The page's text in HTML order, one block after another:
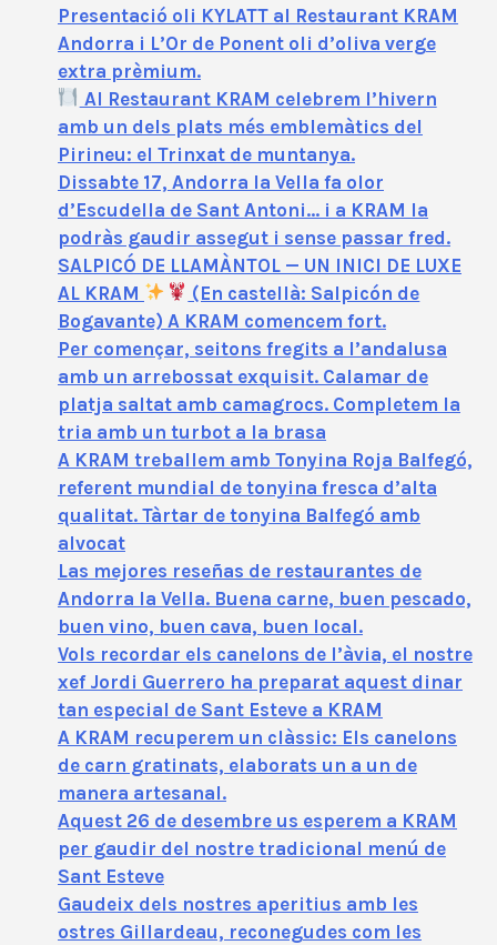
Presentació oli KYLATT al Restaurant KRAM
Andorra i L’Or de Ponent oli d’oliva verge
extra prèmium.
Al Restaurant KRAM celebrem l’hivern
amb un dels plats més emblemàtics del
Pirineu: el Trinxat de muntanya.
Dissabte 17, Andorra la Vella fa olor
d’Escudella de Sant Antoni… i a KRAM la
podràs gaudir assegut i sense passar fred.
SALPICÓ DE LLAMÀNTOL — UN INICI DE LUXE
AL KRAM
(En castellà: Salpicón de
Bogavante) A KRAM comencem fort.
Per començar, seitons fregits a l’andalusa
amb un arrebossat exquisit. Calamar de
platja saltat amb camagrocs. Completem la
tria amb un turbot a la brasa
A KRAM treballem amb Tonyina Roja Balfegó,
referent mundial de tonyina fresca d’alta
qualitat. Tàrtar de tonyina Balfegó amb
alvocat
Las mejores reseñas de restaurantes de
Andorra la Vella. Buena carne, buen pescado,
buen vino, buen cava, buen local.
Vols recordar els canelons de l’àvia, el nostre
xef Jordi Guerrero ha preparat aquest dinar
tan especial de Sant Esteve a KRAM
A KRAM recuperem un clàssic: Els canelons
de carn gratinats, elaborats un a un de
manera artesanal.
Aquest 26 de desembre us esperem a KRAM
per gaudir del nostre tradicional menú de
Sant Esteve
Gaudeix dels nostres aperitius amb les
ostres Gillardeau, reconegudes com les